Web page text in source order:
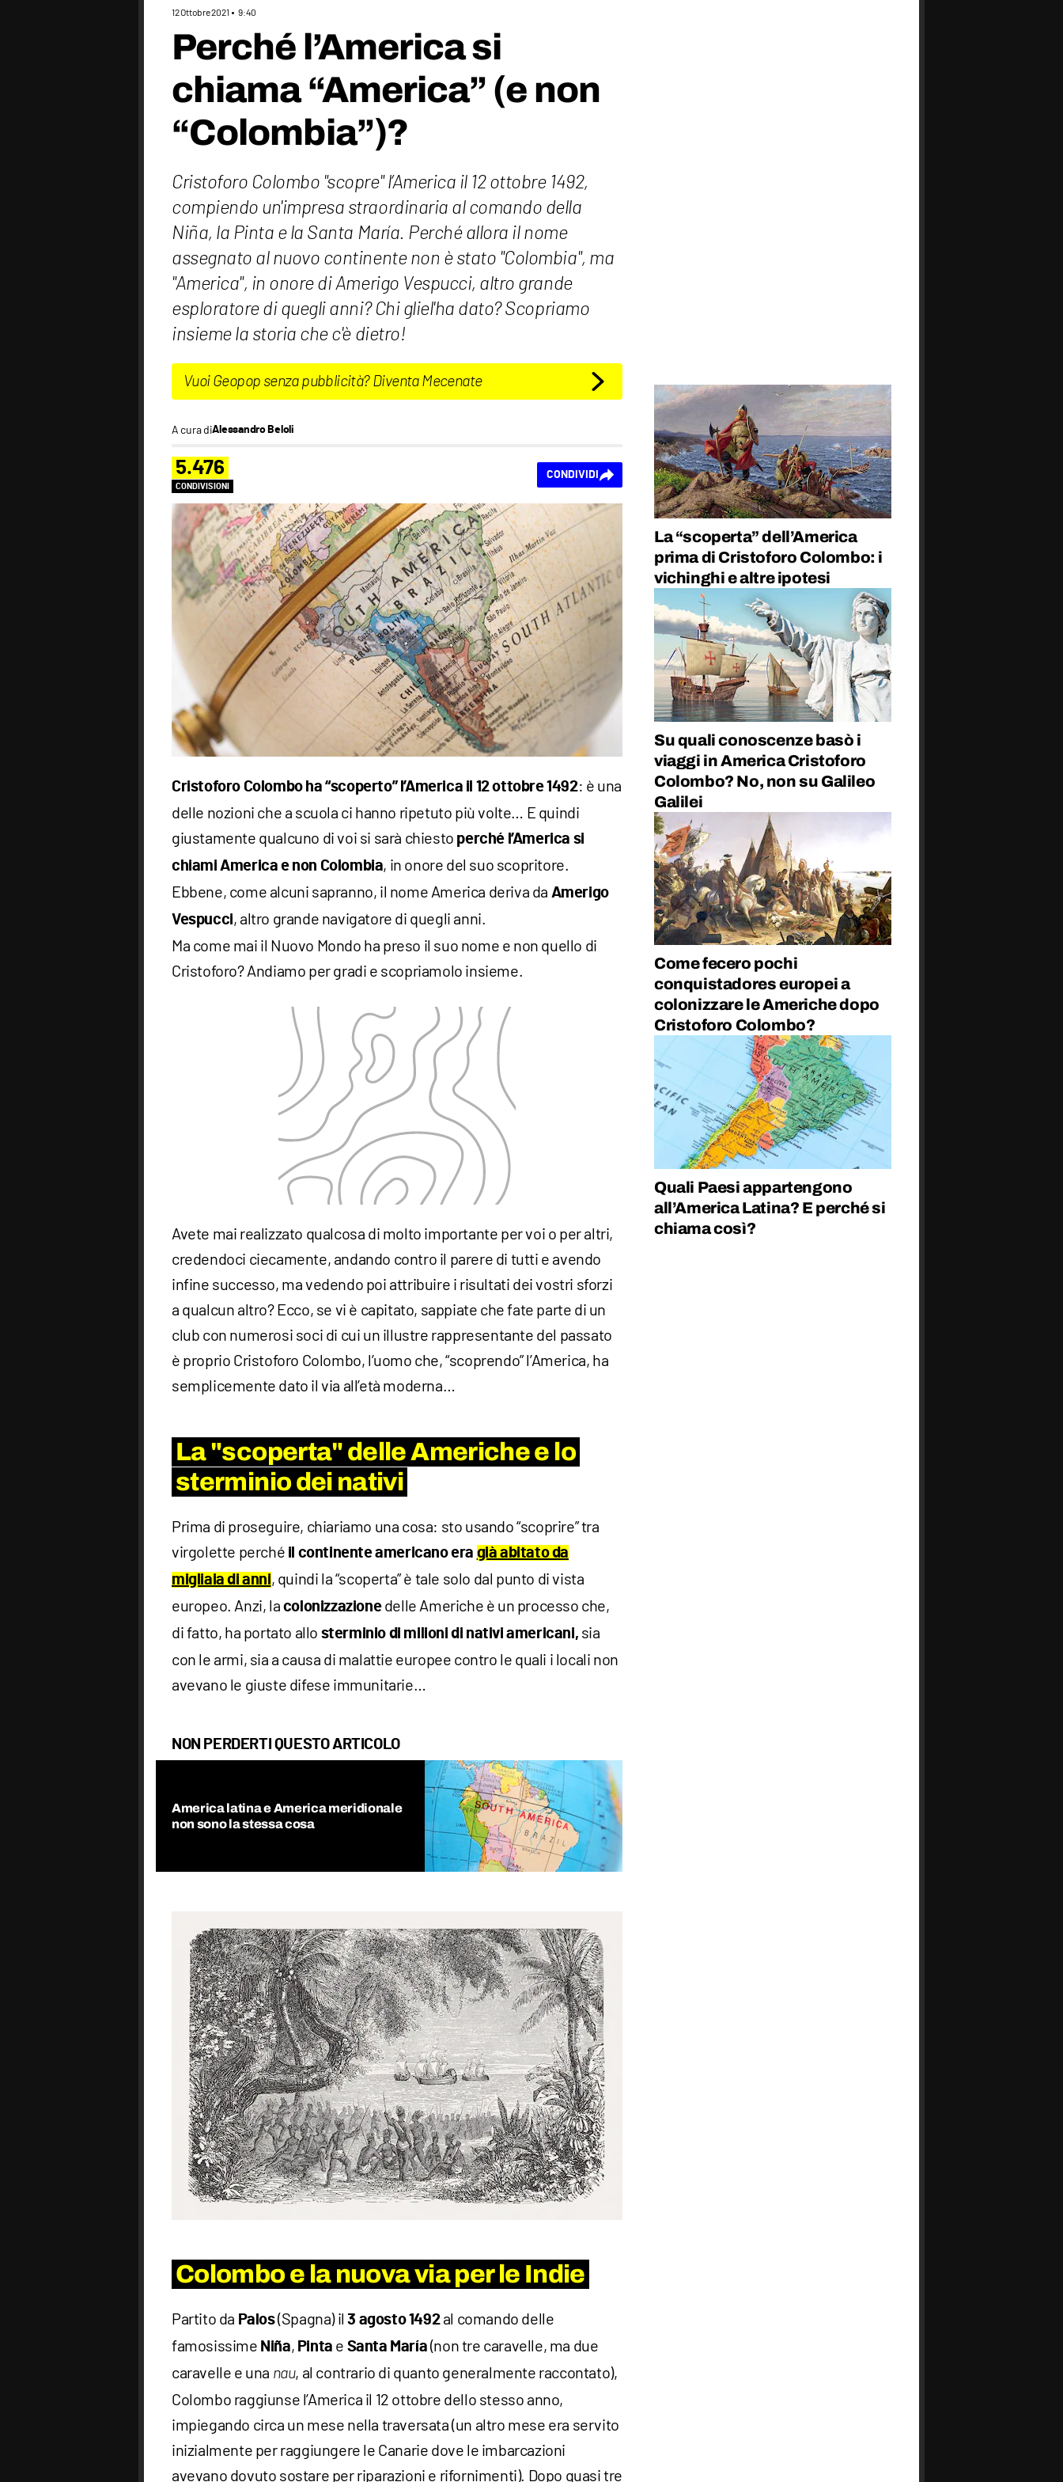
12 Ottobre 2021 9:40
Perché l’America si
chiama “America” (e non
“Colombia”)?
Cristoforo Colombo "scopre" l’America il 12 ottobre 1492,
compiendo un'impresa straordinaria al comando della
Niña, la Pinta e la Santa María. Perché allora il nome
assegnato al nuovo continente non è stato "Colombia", ma
"America", in onore di Amerigo Vespucci, altro grande
esploratore di quegli anni? Chi gliel'ha dato? Scopriamo
insieme la storia che c'è dietro!
Vuoi Geopop senza pubblicità? Diventa Mecenate
A cura diAlessandro Beloli
5.476
CONDIVISIONI
CONDIVIDI
Cristoforo Colombo ha “scoperto” l’America il 12 ottobre 1492: è una
delle nozioni che a scuola ci hanno ripetuto più volte… E quindi
giustamente qualcuno di voi si sarà chiesto perché l’America si
chiami America e non Colombia, in onore del suo scopritore.
Ebbene, come alcuni sapranno, il nome America deriva da Amerigo
Vespucci, altro grande navigatore di quegli anni.
Ma come mai il Nuovo Mondo ha preso il suo nome e non quello di
Cristoforo? Andiamo per gradi e scopriamolo insieme.
Avete mai realizzato qualcosa di molto importante per voi o per altri,
credendoci ciecamente, andando contro il parere di tutti e avendo
infine successo, ma vedendo poi attribuire i risultati dei vostri sforzi
a qualcun altro? Ecco, se vi è capitato, sappiate che fate parte di un
club con numerosi soci di cui un illustre rappresentante del passato
è proprio Cristoforo Colombo, l’uomo che, “scoprendo” l’America, ha
semplicemente dato il via all’età moderna…
La "scoperta" delle Americhe e lo
sterminio dei nativi
Prima di proseguire, chiariamo una cosa: sto usando “scoprire” tra
virgolette perché il continente americano era già abitato da
migliaia di anni, quindi la “scoperta” è tale solo dal punto di vista
europeo. Anzi, la colonizzazionedelle Americhe è un processo che,
di fatto, ha portato allo sterminio di milioni di nativi americani, sia
con le armi, sia a causa di malattie europee contro le quali i locali non
avevano le giuste difese immunitarie…
NON PERDERTI QUESTO ARTICOLO
America latina e America meridionale
non sono la stessa cosa
Colombo e la nuova via per le Indie
Partito da Palos(Spagna) il3 agosto 1492al comando delle
famosissime Niña, Pinta e Santa María (non tre caravelle, ma due
caravelle e una nau, al contrario di quanto generalmente raccontato),
Colombo raggiunse l’America il 12 ottobre dello stesso anno,
impiegando circa un mese nella traversata (un altro mese era servito
inizialmente per raggiungere le Canarie dove le imbarcazioni
avevano dovuto sostare per riparazioni e rifornimenti). Dopo quasi tre
La “scoperta” dell’America
prima di Cristoforo Colombo: i
vichinghi e altre ipotesi
Su quali conoscenze basò i
viaggi in America Cristoforo
Colombo? No, non su Galileo
Galilei
Come fecero pochi
conquistadores europei a
colonizzare le Americhe dopo
Cristoforo Colombo?
Quali Paesi appartengono
all’America Latina? E perché si
chiama così?